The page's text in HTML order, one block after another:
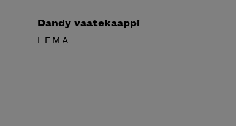
Dandy vaatekaappi
LEMA